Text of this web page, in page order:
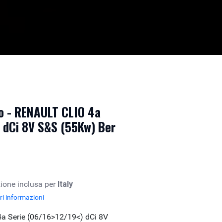
RENAULT CLIO 4a
8V S&S (55Kw) Ber
inclusa per Italy
informazioni
Serie (06/16>12/19<) dCi 8V